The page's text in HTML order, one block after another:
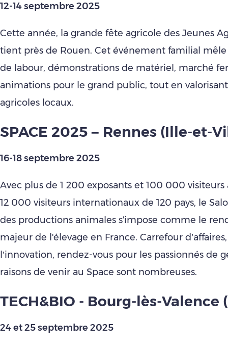
12-14 septembre 2025
Cette année, la grande fête agricole des Jeunes
tient près de Rouen. Cet événement familial
de labour, démonstrations de matériel, marché
animations pour le grand public, tout en
agricoles locaux.
SPACE 2025 – Rennes (Ille-et-
16-18 septembre 2025
Avec plus de 1 200 exposants et 100 000
12 000 visiteurs internationaux de 120 pays, le
des productions animales s'impose comme le
majeur de l'élevage en France. Carrefour
l’innovation, rendez-vous pour les passionnés de
raisons de venir au Space sont nombreuses.
TECH&BIO - Bourg-lès-Valence
24 et 25 septembre 2025